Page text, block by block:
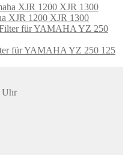
XJR 1200 XJR 1300
für YAMAHA YZ 250 125
Uhr